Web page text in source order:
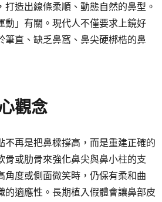
造出線條柔順、動態自然的鼻型。
」有關。現代人不僅要求上鏡好
直、缺乏鼻窩、鼻尖硬梆梏的鼻
觀念
再是把鼻樑撐高，而是重建正確的
或肋骨來強化鼻尖與鼻小柱的支
度或側面微笑時，仍保有柔和曲
適應性。長期植入假體會讓鼻部皮